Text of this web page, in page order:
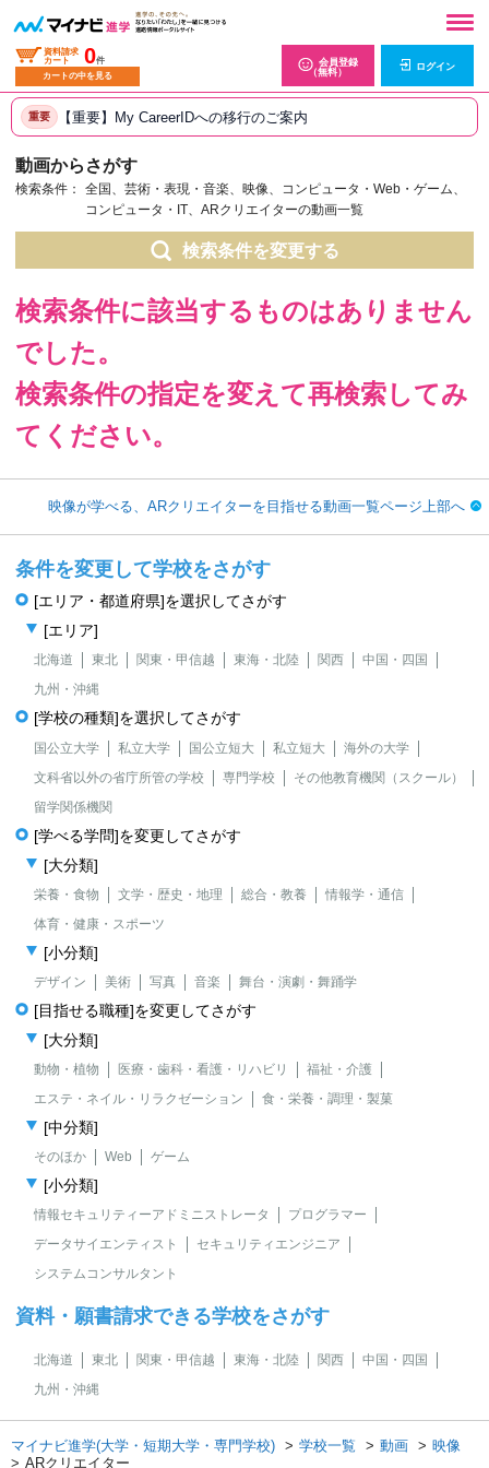
資料請求
カート
0件
カートの中を見る
会員登録
（無料）
ログイン
重要 【重要】My CareerIDへの移行のご案内
動画からさがす
検索条件：
全国、芸術・表現・音楽、映像、コンピュータ・Web・ゲーム、
コンピュータ・IT、ARクリエイターの動画一覧
検索条件を変更する
検索条件に該当するものはありません
でした。
検索条件の指定を変えて再検索してみ
てください。
映像が学べる、ARクリエイターを目指せる動画一覧ページ上部へ
条件を変更して学校をさがす
[エリア・都道府県]を選択してさがす
[エリア]
北海道 東北 関東・甲信越 東海・北陸 関西
中国・四国
九州・沖縄
[学校の種類]を選択してさがす
国公立大学 私立大学 国公立短大 私立短大
海外の大学
文科省以外の省庁所管の学校
専門学校
その他教育機関（スクール）
留学関係機関
[学べる学問]を変更してさがす
[大分類]
栄養・食物 文学・歴史・地理 総合・教養
情報学・通信
体育・健康・スポーツ
[小分類]
デザイン 美術 写真 音楽 舞台・演劇・舞踊学
[目指せる職種]を変更してさがす
[大分類]
動物・植物 医療・歯科・看護・リハビリ
福祉・介護
エステ・ネイル・リラクゼーション
食・栄養・調理・製菓
[中分類]
そのほか Web ゲーム
[小分類]
情報セキュリティーアドミニストレータ
プログラマー
データサイエンティスト
セキュリティエンジニア
システムコンサルタント
資料・願書請求できる学校をさがす
北海道 東北 関東・甲信越 東海・北陸 関西
中国・四国
九州・沖縄
マイナビ進学(大学・短期大学・専門学校) 学校一覧 動画
映像
ARクリエイター